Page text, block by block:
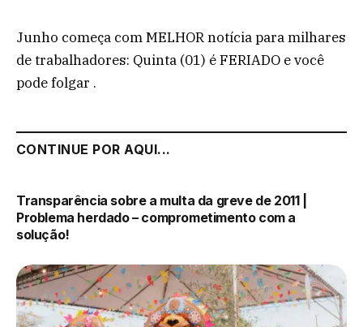
Junho começa com MELHOR notícia para milhares
de trabalhadores: Quinta (01) é FERIADO e você
pode folgar .
CONTINUE POR AQUI...
Transparência sobre a multa da greve de 2011 |
Problema herdado – comprometimento com a
solução!